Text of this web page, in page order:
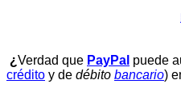
¿Verdad que PayPal puede
crédito y de débito bancario)